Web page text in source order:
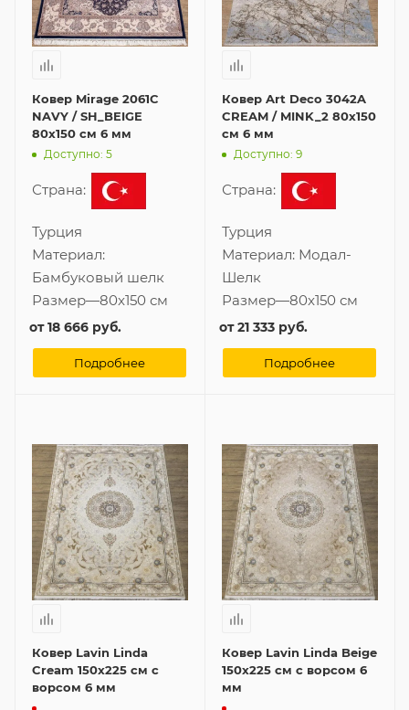
Ковер Mirage 2061C
NAVY / SH_BEIGE
80x150 см 6 мм
Доступно: 5
Страна:
Турция
Материал:
Бамбуковый шелк
Размер—80x150 см
от18 666 руб.
Подробнее
Ковер Art Deco 3042A
CREAM / MINK_2 80x150
см 6 мм
Доступно: 9
Страна:
Турция
Материал: Модал-
Шелк
Размер—80x150 см
от21 333 руб.
Подробнее
Ковер Lavin Linda
Cream 150x225 см с
ворсом 6 мм
Ковер Lavin Linda Beige
150x225 см с ворсом 6
мм